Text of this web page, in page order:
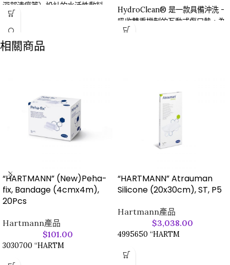
深部潰瘍等）設計的水活性敷料
墊，可適配傷口腔隙形態，實現深
層傷口的清創與護理。
核心技術：搭載「沖洗 - 吸收雙重
濕潤護理能力：林格氏液可維持傷
口深層濕潤環境長達 3 日，避免乾
燥影響癒合，並同步稀釋傷口內壞
-各類腔隙性傷口（如慢性竇道、
壓瘡深部傷口、外科術後殘腔等）
-處於清潔期、肉芽組織形成期的
-伴有一定滲液量的腔隙性傷口，
以及因基質金屬蛋白酶（MMP）
活性過高導致癒合停滯的深層傷口
-敷料質地柔軟，可根據腔隙深度
HydroClean® 是一款具備沖洗 -
吸收雙重機制的互動式傷口墊，為
傷口修復提供高效護理方案。
天，確保傷口濕潤修復環境
-同步實現互動式連續傷口沖洗與
滲出物吸收，雙重作用優化護理體
-內含高吸水性聚合物（SAP），
能滅活阻礙傷口癒合的基質金屬蛋
-有效重新激活慢性傷口的停滯癒
合過程，助力傷口恢復
相關商品
“HARTMANN” (New)Peha-
fix, Bandage (4cmx4m),
20Pcs
Hartmann產品
$101.00
3030700 “HARTM
“HARTMANN” Atrauman
Silicone (20x30cm), ST, P5
Hartmann產品
$3,038.00
4995650 “HARTM